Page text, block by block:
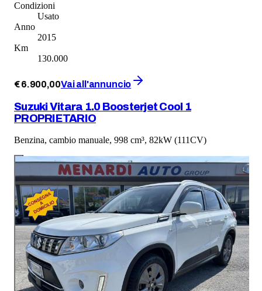
Condizioni
Usato
Anno
2015
Km
130.000
€6.900,00Vai all'annuncio
Suzuki Vitara 1.0 Boosterjet Cool 1
PROPRIETARIO
Benzina, cambio manuale, 998 cm³, 82kW (111CV)